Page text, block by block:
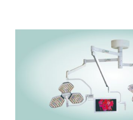
Layanan